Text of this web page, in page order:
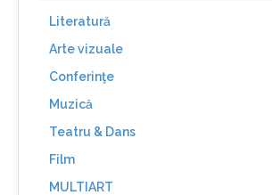
Literatură
Arte vizuale
Conferinţe
Muzică
Teatru & Dans
Film
MULTIART